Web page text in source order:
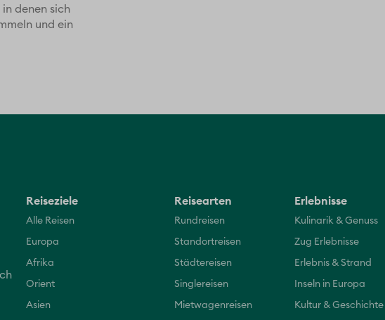
denen sich
und ein
Reiseziele
Alle Reisen
Europa
Afrika
Orient
Asien
Reisearten
Rundreisen
Standortreisen
Städtereisen
Singlereisen
Mietwagenreisen
Erlebnisse
Kulinarik & Genuss
Zug Erlebnisse
Erlebnis & Strand
Inseln in Europa
Kultur & Geschichte